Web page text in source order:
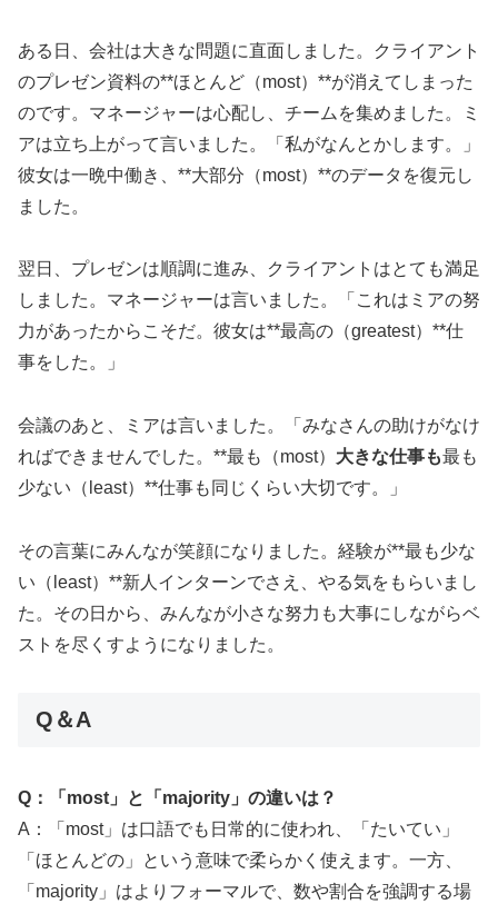
ある日、会社は大きな問題に直面しました。クライアント
のプレゼン資料の**ほとんど（most）**が消えてしまった
のです。マネージャーは心配し、チームを集めました。ミ
アは立ち上がって言いました。「私がなんとかします。」
彼女は一晩中働き、**大部分（most）**のデータを復元し
ました。
翌日、プレゼンは順調に進み、クライアントはとても満足
しました。マネージャーは言いました。「これはミアの努
力があったからこそだ。彼女は**最高の（greatest）**仕
事をした。」
会議のあと、ミアは言いました。「みなさんの助けがなけ
ればできませんでした。**最も（most） 大きな仕事も最も
少ない（least）**仕事も同じくらい大切です。」
その言葉にみんなが笑顔になりました。経験が**最も少な
い（least）**新人インターンでさえ、やる気をもらいまし
た。その日から、みんなが小さな努力も大事にしながらベ
ストを尽くすようになりました。
Q＆A
Q：「most」と「majority」の違いは？
A：「most」は口語でも日常的に使われ、「たいてい」
「ほとんどの」という意味で柔らかく使えます。一方、
「majority」はよりフォーマルで、数や割合を強調する場